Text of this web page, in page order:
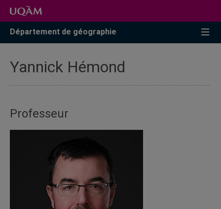
Accéder
recherche
Accéder
menu
pricipal
Accéder
zone
Département de géographie
Yannick Hémond
Professeur